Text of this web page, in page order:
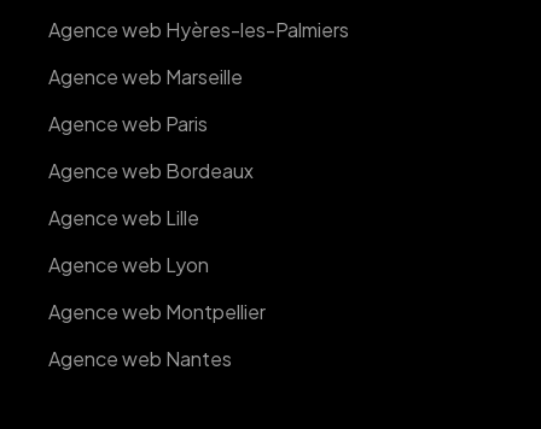
Agence web Hyères-les-Palmiers
Agence web Marseille
Agence web Paris
Agence web Bordeaux
Agence web Lille
Agence web Lyon
Agence web Montpellier
Agence web Nantes